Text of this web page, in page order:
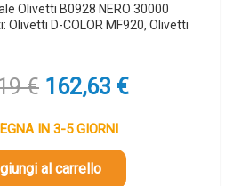
Olivetti B0928 NERO 30000
D-COLOR MF920, Olivetti
€ Il
originale
era:
171,19 €.
162,63 €Il
IN 3-5 GIORNI
al carrello